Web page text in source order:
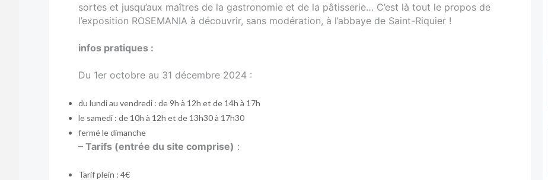
sortes et jusqu’aux maîtres de la gastronomie et de la pâtisserie… C’est là tout le propos de
l’exposition ROSEMANIA à découvrir, sans modération, à l’abbaye de Saint-Riquier !
infos pratiques :
Du 1er octobre au 31 décembre 2024 :
du lundi au vendredi : de 9h à 12h et de 14h à 17h
le samedi : de 10h à 12h et de 13h30 à 17h30
fermé le dimanche
– Tarifs (entrée du site comprise) :
Tarif plein : 4€